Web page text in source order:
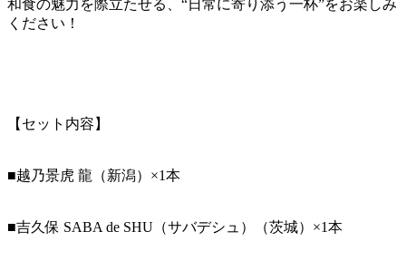
和食の魅力を際立たせる、“日常に寄り添う一杯”をお楽しみ
ください！
【セット内容】
■越乃景虎 龍（新潟）×1本
■吉久保 SABA de SHU（サバデシュ）（茨城）×1本